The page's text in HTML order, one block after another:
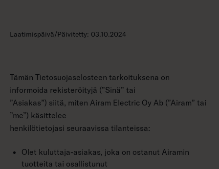
Laatimispäivä/Päivitetty: 03.10.2024
Tämän Tietosuojaselosteen tarkoituksena on
informoida rekisteröityjä (”Sinä” tai
”Asiakas”) siitä, miten Airam Electric Oy Ab (”Airam” tai
”me”) käsittelee
henkilötietojasi seuraavissa tilanteissa:
Olet kuluttaja-asiakas, joka on ostanut Airamin
tuotteita tai osallistunut